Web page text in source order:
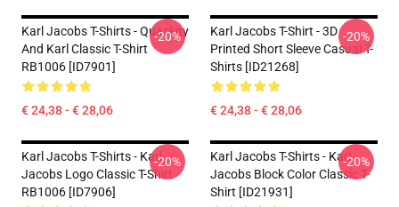
Karl Jacobs T-Shirts - Quackity
And Karl Classic T-Shirt
RB1006 [ID7901]
€ 24,38 - € 28,06
-20%
Karl Jacobs T-Shirt - 3D
Printed Short Sleeve Casual T-
Shirts [ID21268]
€ 24,38 - € 28,06
-20%
Karl Jacobs T-Shirts - Karl
Jacobs Logo Classic T-Shirt
RB1006 [ID7906]
-20%
Karl Jacobs T-Shirts - Karl
Jacobs Block Color Classic T-
Shirt [ID21931]
-20%